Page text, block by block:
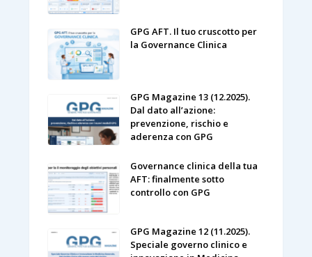
GPG AFT. Il tuo cruscotto per
la Governance Clinica
GPG Magazine 13 (12.2025).
Dal dato all’azione:
prevenzione, rischio e
aderenza con GPG
Governance clinica della tua
AFT: finalmente sotto
controllo con GPG
GPG Magazine 12 (11.2025).
Speciale governo clinico e